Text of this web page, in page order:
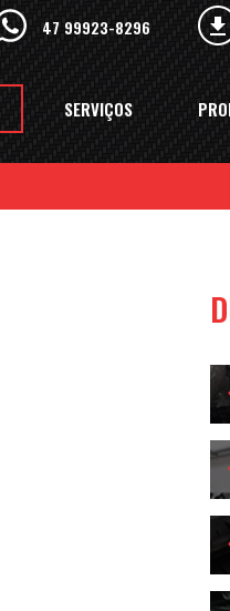
47 99923-8296
SERVIÇOS